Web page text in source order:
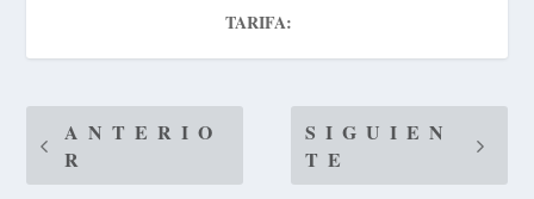
TARIFA:
ANTERIO
R
SIGUIEN
TE